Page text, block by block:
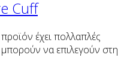
Cuff
έχει πολλαπλές
να επιλεγούν στη